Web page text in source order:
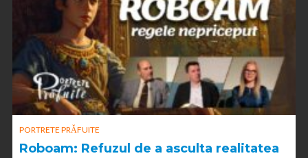
PORTRETE PRĂFUITE
Roboam: Refuzul de a asculta realitatea